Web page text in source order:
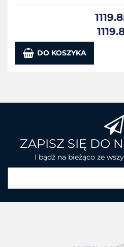
DO KOSZYKA
ZAPISZ SIĘ DO
I bądź na bieżąco ze